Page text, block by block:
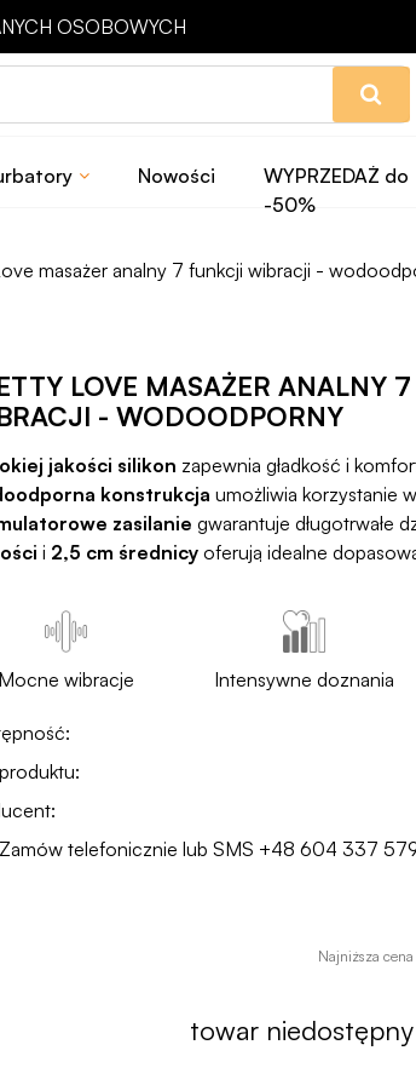
zakupy
Nowości
WYPRZEDAŻ do
-50%
masażer analny 7 funkcji wibracji -
LOVE MASAŻER ANALNY
- WODOODPORNY
jakości silikon zapewnia gładkość i
konstrukcja umożliwia korzystanie
zasilanie gwarantuje długotrwałe
i 2,5 cm średnicy oferują idealne
Mocne wibracje Intensywne doznania
Zamów telefonicznie lub SMS +48 604 337
Najniższa
towar niedostępny